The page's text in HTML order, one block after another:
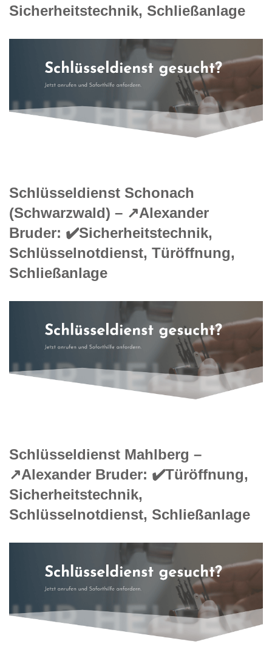
Sicherheitstechnik, Schließanlage
Schlüsseldienst Schonach
(Schwarzwald) – ↗️Alexander
Bruder: ✔️Sicherheitstechnik,
Schlüsselnotdienst, Türöffnung,
Schließanlage
Schlüsseldienst Mahlberg –
↗️Alexander Bruder: ✔️Türöffnung,
Sicherheitstechnik,
Schlüsselnotdienst, Schließanlage